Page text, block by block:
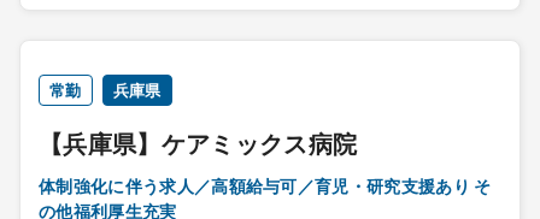
常勤 兵庫県
【兵庫県】ケアミックス病院
体制強化に伴う求人／高額給与可／育児・研究支援あり そ
の他福利厚生充実